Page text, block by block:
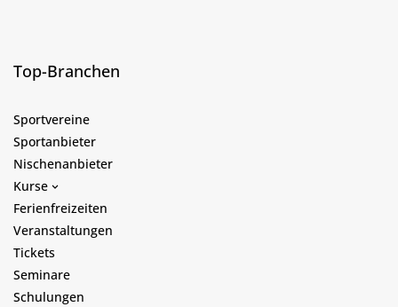
Top-Branchen
Sportvereine
Sportanbieter
Nischenanbieter
Kurse
Ferienfreizeiten
Veranstaltungen
Tickets
Seminare
Schulungen